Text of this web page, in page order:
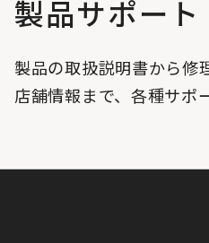
製品サポート
製品の取扱説明書から修
店舗情報まで、各種サポ